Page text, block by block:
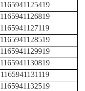
1165941125419
1165941126819
1165941127119
1165941128519
1165941129919
1165941130819
1165941131119
1165941132519